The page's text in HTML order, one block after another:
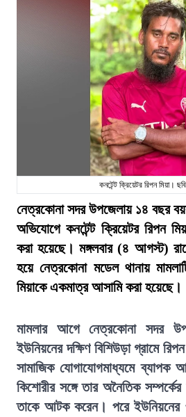
কনটেন্ট ক্রিয়েটর রিপন মিয়া।
নেত্রকোনা সদর উপজেলায় ১৪ বছর
অভিযোগে কনটেন্ট ক্রিয়েটর রিপন
করা হয়েছে। মঙ্গলবার (৪ আগস্ট)
হয়ে নেত্রকোনা মডেল থানায়
মিয়াকে একমাত্র আসামি করা হয়েছে।
মামলার আগে নেত্রকোনা সদর
ইউনিয়নের দক্ষিণ বিশিউড়া গ্রামে
সামাজিক যোগাযোগমাধ্যমে ব্যাপক
কিশোরীর সঙ্গে তার অনৈতিক
তাকে আটক করেন। পরে ইউনিয়নের